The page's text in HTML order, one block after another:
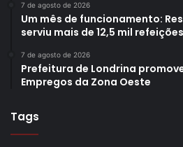
7 de agosto de 2026
Um mês de funcionamento:
serviu mais de 12,5 mil refeições
7 de agosto de 2026
Prefeitura de Londrina
Empregos da Zona Oeste
Tags